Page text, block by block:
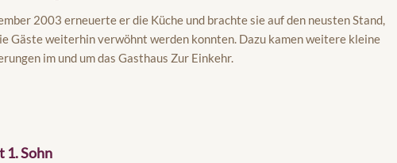
2003 erneuerte er die Küche und brachte sie auf den neusten Stand,
Gäste weiterhin verwöhnt werden konnten. Dazu kamen weitere kleine
im und um das Gasthaus Zur Einkehr.
1. Sohn